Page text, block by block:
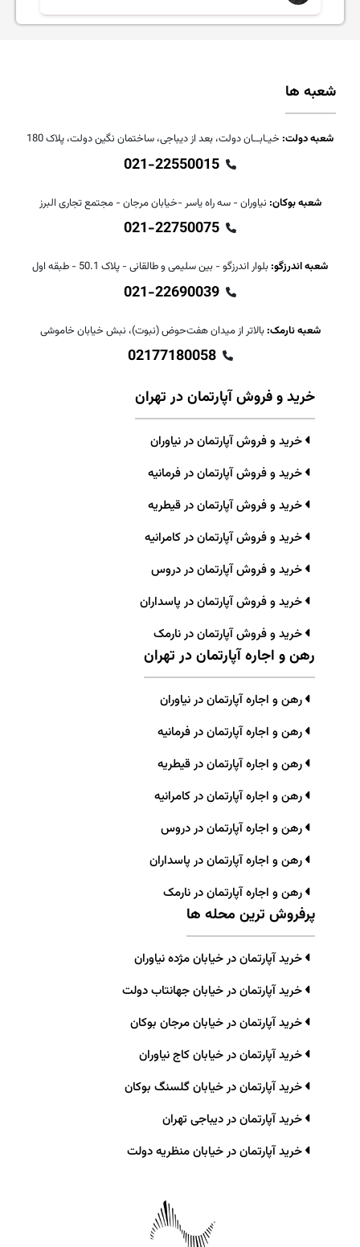
شعبه ها
شعبه دولت: خیـابــان دولت، بعد از دیباجی، ساختمان نگین دولت، پلاک 180
021-22550015
شعبه بوکان: نیاوران - سه راه یاسر -خیابان مرجان - مجتمع تجاری البرز
021-22750075
شعبه اندرزگو: بلوار اندرزگو - بین سلیمی و طالقانی - پلاک 50.1 - طبقه اول
021-22690039
شعبه نارمک: بالاتر از میدان هفت‌حوض (نبوت)، نبش خیابان خاموشی
02177180058
خرید و فروش آپارتمان در تهران
خرید و فروش آپارتمان در نیاوران
خرید و فروش آپارتمان در فرمانیه
خرید و فروش آپارتمان در قیطریه
خرید و فروش آپارتمان در کامرانیه
خرید و فروش آپارتمان در دروس
خرید و فروش آپارتمان در پاسداران
خرید و فروش آپارتمان در نارمک
رهن و اجاره آپارتمان در تهران
رهن و اجاره آپارتمان در نیاوران
رهن و اجاره آپارتمان در فرمانیه
رهن و اجاره آپارتمان در قیطریه
رهن و اجاره آپارتمان در کامرانیه
رهن و اجاره آپارتمان در دروس
رهن و اجاره آپارتمان در پاسداران
رهن و اجاره آپارتمان در نارمک
پرفروش ترین محله ها
خرید آپارتمان در خیابان مژده نیاوران
خرید آپارتمان در خیابان جهانتاب دولت
خرید آپارتمان در خیابان مرجان بوکان
خرید آپارتمان در خیابان کاج نیاوران
خرید آپارتمان در خیابان گلسنگ بوکان
خرید آپارتمان در دیباجی تهران
خرید آپارتمان در خیابان منظریه دولت